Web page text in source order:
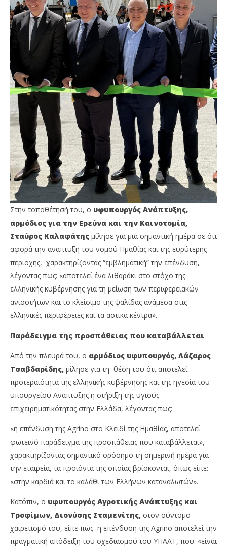
Στην τοποθέτησή του, ο υφυπουργός Ανάπτυξης,
αρμόδιος για την Ερεύνα και την Καινοτομία,
Σταύρος Καλαφάτης μίλησε για μια σημαντική ημέρα σε ότι
αφορά την ανάπτυξη του νομού Ημαθίας και της ευρύτερης
περιοχής, χαρακτηρίζοντας “εμβληματική” την επένδυση,
λέγοντας πως: «αποτελεί ένα λιθαράκι στο στόχο της
ελληνικής κυβέρνησης για τη μείωση των περιφερειακών
ανισοτήτων και το κλείσιμο της ψαλίδας ανάμεσα στις
ελληνικές περιφέρειες και τα αστικά κέντρα».
Παράδειγμα της προσπάθειας που καταβάλλεται
Από την πλευρά του, ο αρμόδιος υφυπουργός, Λάζαρος
Τσαβδαρίδης, μίλησε για τη θέση του ότι αποτελεί
προτεραιότητα της ελληνικής κυβέρνησης και της ηγεσία του
υπουργείου Ανάπτυξης η στήριξη της υγιούς
επιχειρηματικότητας στην Ελλάδα, λέγοντας πως:
«η επένδυση της Agrino στο Κλειδί της Ημαθίας, αποτελεί
φωτεινό παράδειγμα της προσπάθειας που καταβάλλεται»,
χαρακτηρίζοντας σημαντικό ορόσημο τη σημερινή ημέρα για
την εταιρεία, τα προϊόντα της οποίας βρίσκονται, όπως είπε:
«στην καρδιά και το καλάθι των Ελλήνων καταναλωτών».
Κατόπιν, ο υφυπουργός Αγροτικής Ανάπτυξης και
Τροφίμων, Διονύσης Σταμενίτης, στον σύντομο
χαιρετισμό του, είπε πως η επένδυση της Agrino αποτελεί την
πραγματική απόδειξη του σχεδιασμού του ΥΠΑΑΤ, που: «είναι